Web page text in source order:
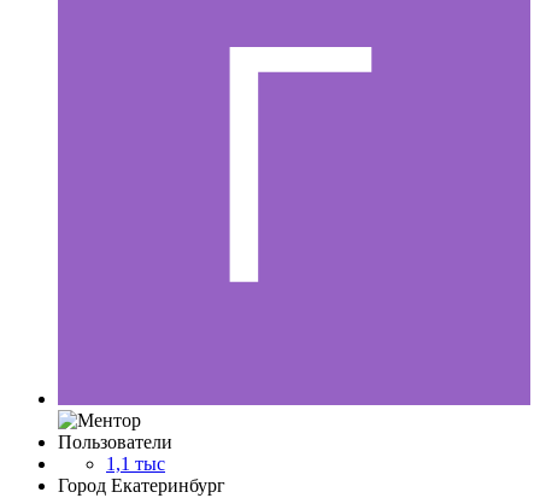
Пользователи
1,1 тыс
Город Екатеринбург